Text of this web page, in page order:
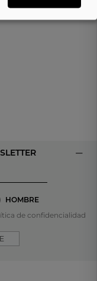
HOMBRE
de confidencialidad